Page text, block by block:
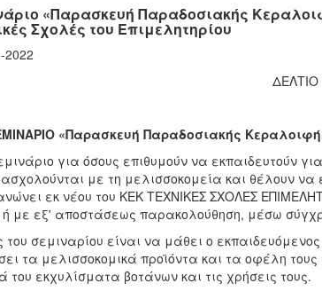
«Παρασκευή Παραδοσιακής
Σχολές του Επιμελητηρίου
2022
«Παρασκευή Παραδοσιακής
για όσους επιθυμούν να εκπαιδευτούν
με τη μελισσοκομεία και θέλουν
εκ νέου του ΚΕΚ ΤΕΧΝΙΚΕΣ ΣΧΟΛΕΣ
ή με εξ' αποστάσεως παρακολούθηση, μέσω
του σεμιναρίου είναι να μάθει ο
τα μελισσοκομικά προϊόντα και τα οφέλη
του εκχυλίσματα βοτάνων και τις χρήσεις τους.